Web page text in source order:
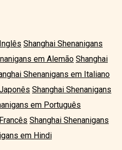
Shanghai Shenanigans
em Alemão Shanghai
Shenanigans em Italiano
Shanghai Shenanigans
em Português
Shanghai Shenanigans
em Hindi